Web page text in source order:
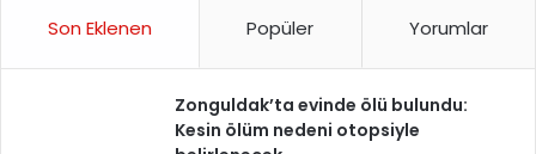
Son Eklenen Popüler Yorumlar
Zonguldak’ta evinde ölü bulundu:
Kesin ölüm nedeni otopsiyle